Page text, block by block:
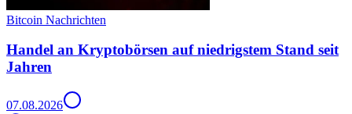
Bitcoin Nachrichten
Handel an Kryptobörsen auf niedrigstem Stand seit
Jahren
07.08.2026